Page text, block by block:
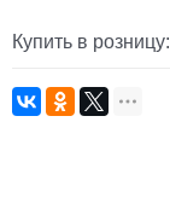
Купить в розницу: